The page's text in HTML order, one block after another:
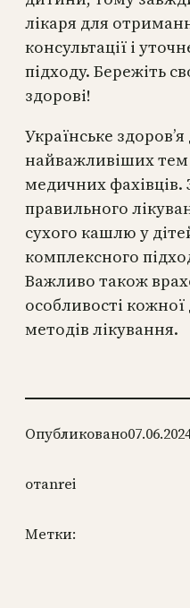
лікаря для
консультації і
підходу. Бережіть
здорові!
Українське
найважливіших тем
медичних фахівців.
правильного
сухого кашлю у
комплексного
Важливо також
особливості
методів лікування.
Опубликовано
отanrei
Метки: